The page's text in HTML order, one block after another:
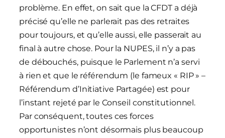
problème. En effet, on sait que la CFDT a déjà
précisé qu’elle ne parlerait pas des retraites
pour toujours, et qu’elle aussi, elle passerait au
final à autre chose. Pour la NUPES, il n’y a pas
de débouchés, puisque le Parlement n’a servi
à rien et que le référendum (le fameux « RIP » –
Référendum d’Initiative Partagée) est pour
l’instant rejeté par le Conseil constitutionnel.
Par conséquent, toutes ces forces
opportunistes n’ont désormais plus beaucoup